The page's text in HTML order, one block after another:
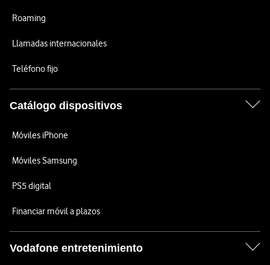
Roaming
Llamadas internacionales
Teléfono fijo
Catálogo dispositivos
Móviles iPhone
Móviles Samsung
PS5 digital
Financiar móvil a plazos
Vodafone entretenimiento